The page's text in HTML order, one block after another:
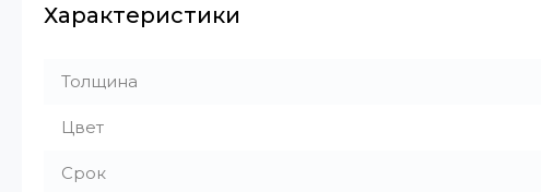
Характеристики
Толщина
Цвет
Срок